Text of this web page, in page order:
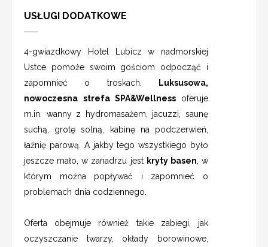
USŁUGI DODATKOWE
4-gwiazdkowy Hotel Lubicz w nadmorskiej
Ustce pomoże swoim gościom odpocząć i
zapomnieć o troskach. Luksusowa,
nowoczesna strefa SPA&Wellness oferuje
m.in. wanny z hydromasażem, jacuzzi, saunę
suchą, grotę solną, kabinę na podczerwień,
łaźnię parową. A jakby tego wszystkiego było
jeszcze mało, w zanadrzu jest kryty basen , w
którym można popływać i zapomnieć o
problemach dnia codziennego.
Oferta obejmuje również takie zabiegi, jak
oczyszczanie twarzy, okłady borowinowe,